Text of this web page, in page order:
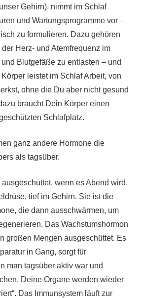
Gehirn), nimmt im Schlaf
und Wartungsprogramme vor –
zu formulieren. Dazu gehören
Herz- und Atemfrequenz im
Blutgefäße zu entlasten – und
leistet im Schlaf Arbeit, von
ohne die Du aber nicht gesund
braucht Dein Körper einen
Schlafplatz.
ganz andere Hormone die
als tagsüber.
wenn es Abend wird.
tief im Gehirn. Sie ist die
die dann ausschwärmen, um
Das Wachstumshormon
großen Mengen ausgeschüttet. Es
in Gang, sorgt für
man tagsüber aktiv war und
Deine Organe werden wieder
Das Immunsystem läuft zur